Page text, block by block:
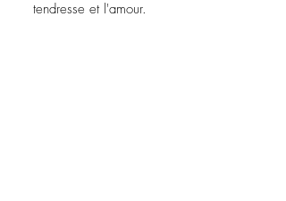
tendresse et l'amour.